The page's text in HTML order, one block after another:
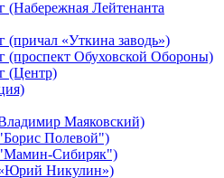
(Набережная Лейтенанта
(причал «Уткина заводь»)
(проспект Обуховской Обороны)
(Центр)
Маяковский)
Полевой")
Сибиряк")
Никулин»)